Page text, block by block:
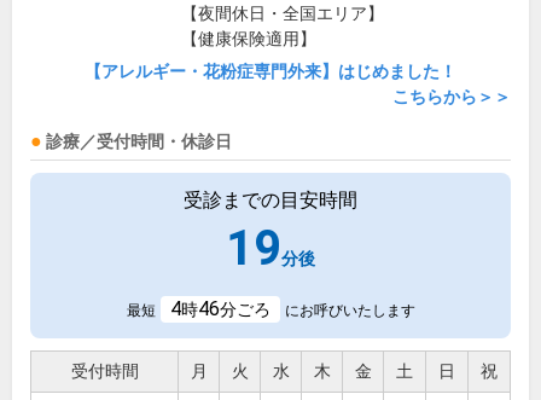
【夜間休日・全国エリア】
【健康保険適用】
【アレルギー・花粉症専門外来】はじめました！
こちらから＞＞
診療／受付時間・休診日
受診までの目安時間
19分後
最短 4時46分ごろ にお呼びいたします
受付時間 月 火 水 木 金 土 日 祝